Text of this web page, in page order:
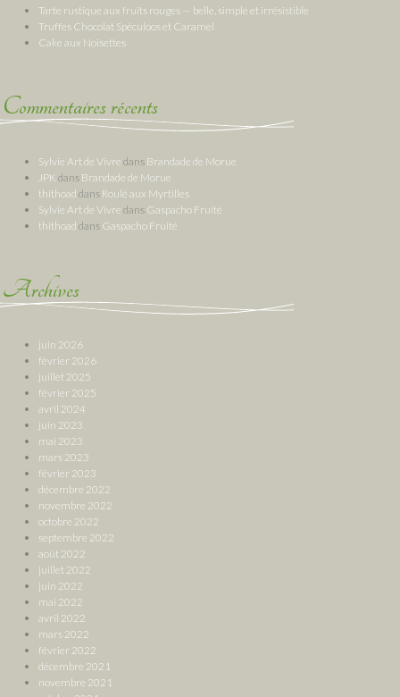
Tarte rustique aux fruits rouges — belle, simple et irrésistible
Truffes Chocolat Spéculoos et Caramel
Cake aux Noisettes
Commentaires récents
Sylvie Art de Vivre dans Brandade de Morue
JPK dans Brandade de Morue
thithoad dans Roulé aux Myrtilles
Sylvie Art de Vivre dans Gaspacho Fruité
thithoad dans Gaspacho Fruité
Archives
juin 2026
février 2026
juillet 2025
février 2025
avril 2024
juin 2023
mai 2023
mars 2023
février 2023
décembre 2022
novembre 2022
octobre 2022
septembre 2022
août 2022
juillet 2022
juin 2022
mai 2022
avril 2022
mars 2022
février 2022
décembre 2021
novembre 2021